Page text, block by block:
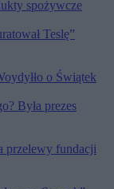
spożywcze
Teslę”
o Świątek
Była prezes
przelewy fundacji